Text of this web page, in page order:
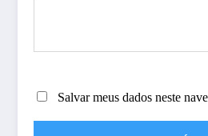
Salvar meus dados neste